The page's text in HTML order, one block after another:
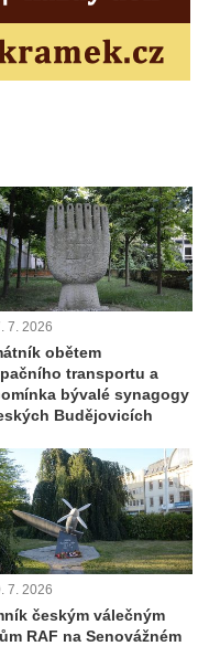
domě
7. 2026
obětem
transportu a
bývalé synagogy
Budějovicích
7. 2026
českým válečným
RAF na Senovážném